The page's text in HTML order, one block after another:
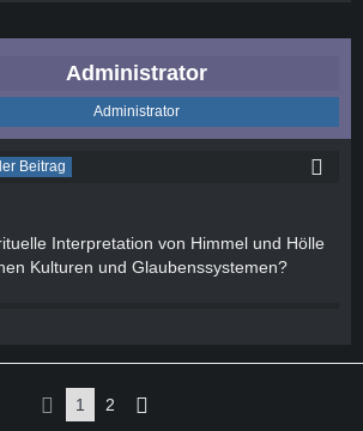
Administrator
Administrator
Beitrag
Interpretation von Himmel und Hölle
Kulturen und Glaubenssystemen?
1 2